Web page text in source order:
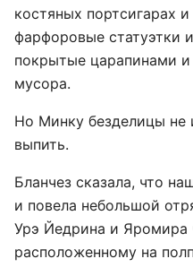
костяных портсигарах
фарфоровые статуэтки
покрытые царапинами
мусора.
Но Минку безделицы не
выпить.
Бланчез сказала, что
и повела небольшой
Урэ Йедрина и Яромира
расположенному на